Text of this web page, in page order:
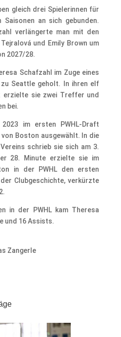
gleich drei Spielerinnen für
Saisonen an sich gebunden.
verlängerte man mit den
und Emily Brown um
2027/28.
Schafzahl im Zuge eines
Seattle geholt. In ihren elf
erzielte sie zwei Treffer und
bei.
im ersten PWHL-Draft
Boston ausgewählt. In die
schrieb sie sich am 3.
28. Minute erzielte sie im
in der PWHL den ersten
Clubgeschichte, verkürzte
in der PWHL kam Theresa
und 16 Assists.
Zangerle